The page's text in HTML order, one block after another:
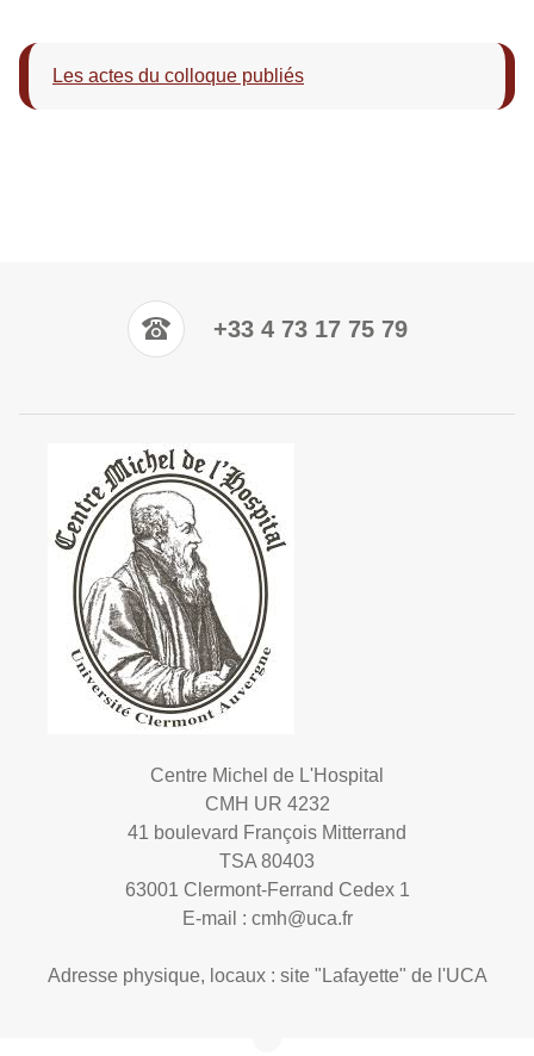
Les actes du colloque publiés
+33 4 73 17 75 79
Centre Michel de L'Hospital
CMH UR 4232
41 boulevard François Mitterrand
TSA 80403
63001 Clermont-Ferrand Cedex 1
E-mail : cmh@uca.fr
Adresse physique, locaux : site "Lafayette" de l'UCA